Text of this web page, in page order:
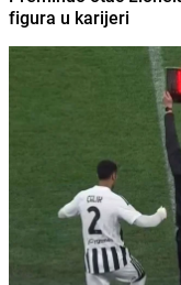
figura u karijeri